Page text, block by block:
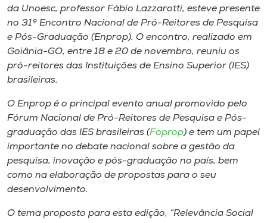
Selecione
da Unoesc, professor Fábio Lazzarotti, esteve presente
no 31º Encontro Nacional de Pró-Reitores de Pesquisa
e Pós-Graduação (Enprop). O encontro, realizado em
Goiânia-GO, entre 18 e 20 de novembro, reuniu os
pró-reitores das Instituições de Ensino Superior (IES)
brasileiras.
O Enprop é o principal evento anual promovido pelo
Fórum Nacional de Pró-Reitores de Pesquisa e Pós-
graduação das IES brasileiras (Foprop) e tem um papel
importante no debate nacional sobre a gestão da
pesquisa, inovação e pós-graduação no país, bem
como na elaboração de propostas para o seu
desenvolvimento.
O tema proposto para esta edição, “Relevância Social